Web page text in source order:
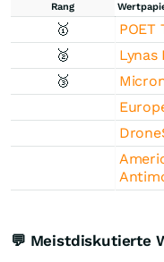
Rang
🥇 POET
🥈
Lynas
🥉
💬 Meistdiskutierte